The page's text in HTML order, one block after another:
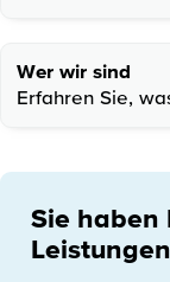
Wer wir sind
Erfahren Sie,
Sie haben